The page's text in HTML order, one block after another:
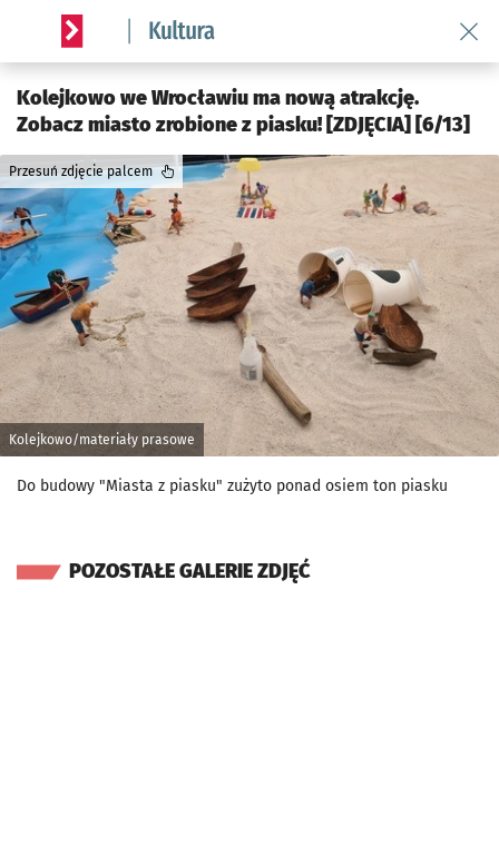
Serwis informacyjny wroclaw.pl podserwis: Kultura
Kolejkowo we Wrocławiu ma nową atrakcję.
Zobacz miasto zrobione z piasku! [ZDJĘCIA] [6/13]
Kolejkowo/materiały prasowe
Przesuń zdjęcie palcem
Do budowy "Miasta z piasku" zużyto ponad osiem ton piasku
POZOSTAŁE GALERIE ZDJĘĆ